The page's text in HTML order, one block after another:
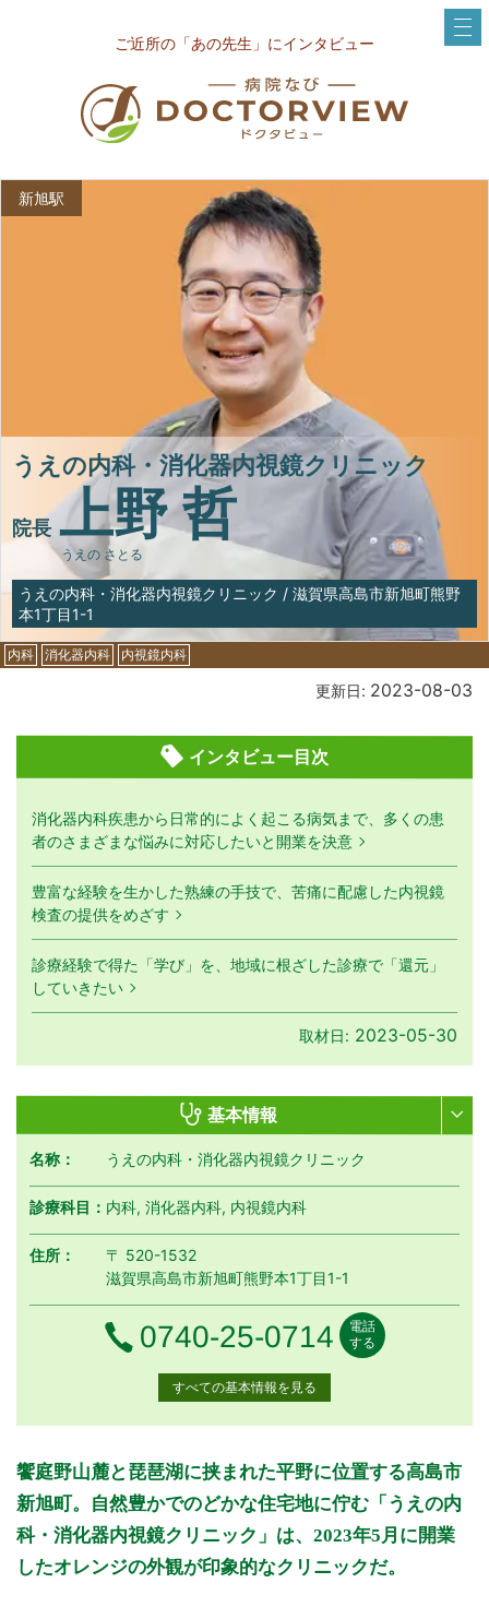
ご近所の「あの先生」にインタビュー
新旭駅
うえの内科・消化器内視鏡クリニック
院長 上野 哲
うえの さとる
うえの内科・消化器内視鏡クリニック / 滋賀県高島市新旭町熊野
本1丁目1-1
内科 消化器内科 内視鏡内科
更新日: 2023-08-03
インタビュー目次
消化器内科疾患から日常的によく起こる病気まで、多くの患
者のさまざまな悩みに対応したいと開業を決意
豊富な経験を生かした熟練の手技で、苦痛に配慮した内視鏡
検査の提供をめざす
診療経験で得た「学び」を、地域に根ざした診療で「還元」
していきたい
取材日: 2023-05-30
基本情報
名称： うえの内科・消化器内視鏡クリニック
診療科目： 内科, 消化器内科, 内視鏡内科
住所：
〒 520-1532
滋賀県高島市新旭町熊野本1丁目1-1
電話番号
0740-25-0714
電話
する
すべての基本情報を見る
診療時間 月月曜日
火 火曜日
水 水曜日
木木曜日
金金曜日
土土曜日
日日曜日
祝 祝日
9:00 - 12:00
○ ○ ○ ○ ○
○
16:00 - 19:00
○ ○ ○
備考: 平日・土曜 8:15～9:00(胃カメラ)
饗庭野山麓と琵琶湖に挟まれた平野に位置する高島市
新旭町。自然豊かでのどかな住宅地に佇む「うえの内
科・消化器内視鏡クリニック」は、2023年5月に開業
したオレンジの外観が印象的なクリニックだ。